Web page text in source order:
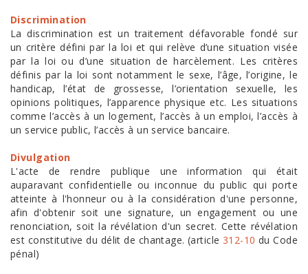
Discrimination
La discrimination est un traitement défavorable fondé sur
un critère défini par la loi et qui relève d’une situation visée
par la loi ou d’une situation de harcèlement. Les critères
définis par la loi sont notamment le sexe, l’âge, l’origine, le
handicap, l’état de grossesse, l’orientation sexuelle, les
opinions politiques, l’apparence physique etc. Les situations
comme l’accès à un logement, l’accès à un emploi, l’accès à
un service public, l’accès à un service bancaire.
Divulgation
L'acte de rendre publique une information qui était
auparavant confidentielle ou inconnue du public qui porte
atteinte à l'honneur ou à la considération d'une personne,
afin d'obtenir soit une signature, un engagement ou une
renonciation, soit la révélation d'un secret. Cette révélation
est constitutive du délit de chantage. (article 312-10 du Code
pénal)